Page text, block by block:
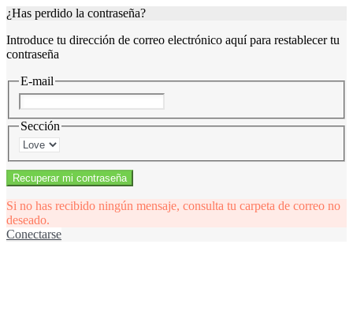
¿Has perdido la contraseña?
Introduce tu dirección de correo electrónico aquí para restablecer tu
contraseña
E-mail
Sección
Recuperar mi contraseña
Si no has recibido ningún mensaje, consulta tu carpeta de correo no
deseado.
Conectarse